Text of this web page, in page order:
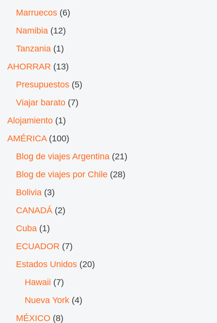
Marruecos (6)
Namibia (12)
Tanzania (1)
AHORRAR (13)
Presupuestos (5)
Viajar barato (7)
Alojamiento (1)
AMÉRICA(100)
Blog de viajes Argentina (21)
Blog de viajes por Chile (28)
Bolivia (3)
CANADÁ (2)
Cuba (1)
ECUADOR (7)
Estados Unidos (20)
Hawaii (7)
Nueva York (4)
MÉXICO (8)